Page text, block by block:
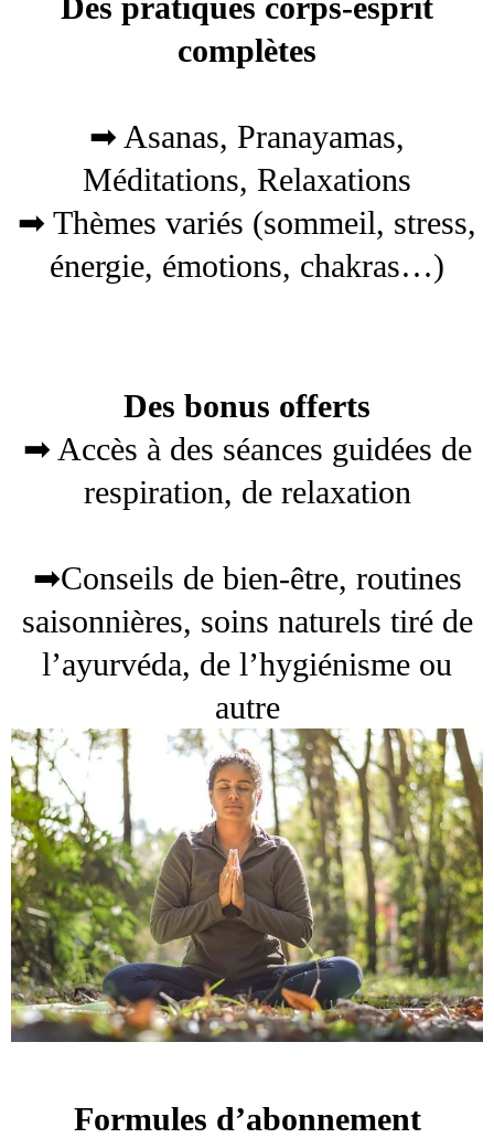
complètes
➡ Asanas, Pranayamas,
Méditations, Relaxations
➡ Thèmes variés (sommeil, stress,
énergie, émotions, chakras…)
Des bonus offerts
➡ Accès à des séances guidées de
respiration, de relaxation
➡Conseils de bien-être, routines
saisonnières, soins naturels tiré de
l’ayurvéda, de l’hygiénisme ou
autre
Formules d’abonnement